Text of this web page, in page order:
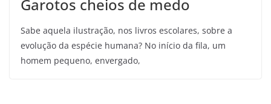
Garotos cheios de medo
Sabe aquela ilustração, nos livros escolares, sobre a
evolução da espécie humana? No início da fila, um
homem pequeno, envergado,